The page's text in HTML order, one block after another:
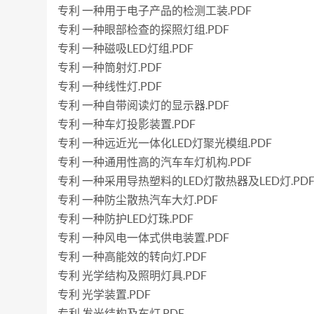
专利 一种用于电子产品的检测工装.PDF
专利 一种眼部检查的探照灯组.PDF
专利 一种磁吸LED灯组.PDF
专利 一种筒射灯.PDF
专利 一种线性灯.PDF
专利 一种自带阅读灯的显示器.PDF
专利 一种车灯投影装置.PDF
专利 一种远近光一体化LED灯聚光模组.PDF
专利 一种通用性高的汽车车灯机构.PDF
专利 一种采用导热塑料的LED灯散热器及LED灯
专利 一种防尘散热汽车大灯.PDF
专利 一种防护LED灯珠.PDF
专利 一种风电一体式供电装置.PDF
专利 一种高能效的转向灯.PDF
专利 光学结构及照明灯具.PDF
专利 光学装置.PDF